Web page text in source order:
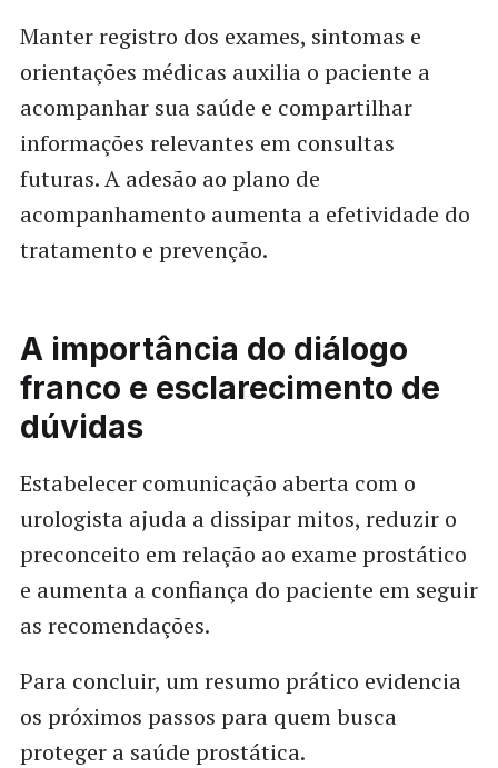
Manter registro dos exames, sintomas e
orientações médicas auxilia o paciente a
acompanhar sua saúde e compartilhar
informações relevantes em consultas
futuras. A adesão ao plano de
acompanhamento aumenta a efetividade do
tratamento e prevenção.
A importância do diálogo
franco e esclarecimento de
dúvidas
Estabelecer comunicação aberta com o
urologista ajuda a dissipar mitos, reduzir o
preconceito em relação ao exame prostático
e aumenta a confiança do paciente em seguir
as recomendações.
Para concluir, um resumo prático evidencia
os próximos passos para quem busca
proteger a saúde prostática.